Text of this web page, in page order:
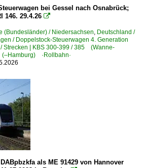
Lokportraits
·Traxx DE·
·RegioSwinger· 'Wackeldackel'
· 914
·Coradia Lint 54·
·Coradia Lint 54· Private
·Coradia Lint 41·
928 · BR 629
bei Gessel nach Osnabrück;
146. 29.4.26 
(Bundesländer) / Niedersachsen, Deutschland /
/ Doppelstock-Steuerwagen 4. Generation
Strecken | KBS 300-399 / 385 (Wanne-
(–Hamburg) ·Rollbahn·
DABpbzkfa als ME 91429 von Hannover